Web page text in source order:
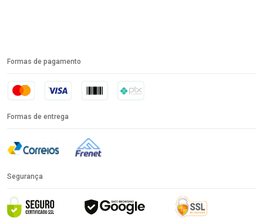
Formas de pagamento
Formas de entrega
Segurança